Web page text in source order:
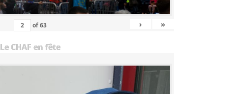
of63 › »
Le CHAF en fête